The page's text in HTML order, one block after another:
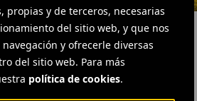
propias y de terceros, necesarias
del sitio web, y que nos
y ofrecerle diversas
del sitio web. Para más
política de cookies.